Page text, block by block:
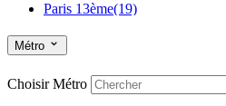
Paris 13ème(19)
Paris 15ème
Paris 16ème
Paris 17ème(93)
Paris 18ème(39)
Métro
Choisir Métro